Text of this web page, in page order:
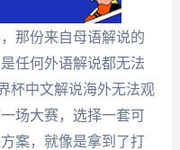
那份来自母语解说的
任何外语解说都无法
杯中文解说海外无法观
场大赛，选择一套可
案，就像是拿到了打